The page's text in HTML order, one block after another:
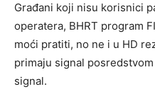
Građani koji nisu korisnici
operatera, BHRT program
moći pratiti, no ne i u HD
primaju signal
signal.